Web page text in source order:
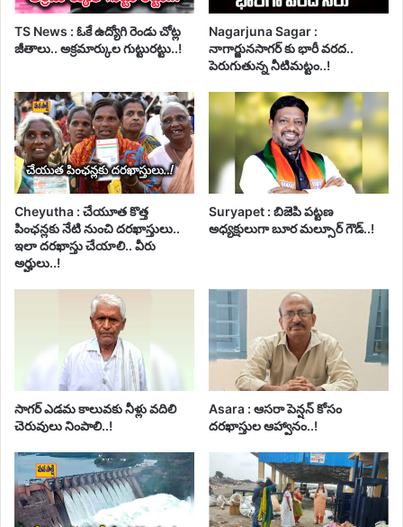
TS News : ఓకే ఉద్యోగి రెండు చోట్ల
జీతాలు.. అక్రమార్కుల గుట్టురట్టు..!
Nagarjuna Sagar :
నాగార్జునసాగర్ కు భారీ వరద..
పెరుగుతున్న నీటిమట్టం..!
Cheyutha : చేయూత కొత్త
పింఛన్లకు నేటి నుంచి దరఖాస్తులు..
ఇలా దరఖాస్తు చేయాలి.. వీరు
అర్హులు..!
Suryapet : బిజెపి పట్టణ
అధ్యక్షులుగా బూర మల్సూర్ గౌడ్..!
సాగర్ ఎడమ కాలువకు నీళ్లు వదిలి
చెరువులు నింపాలి..!
Asara : ఆసరా పెన్షన్ కోసం
దరఖాస్తుల ఆహ్వానం..!